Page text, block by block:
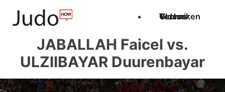
Techniken
Videos
Glossar
JABALLAH Faicel vs.
ULZIIBAYAR Duurenbayar